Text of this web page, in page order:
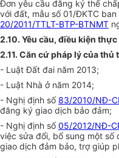
Đơn yêu cầu đăng ký thế
với đất, mẫu số 01/ĐKTC
20/2011/TTLT-BTP-BTNMT
2.10. Yêu cầu, điều kiện
2.11. Căn cứ pháp lý của
- Luật Đất đai năm 2013;
- Luật Nhà ở năm 2014;
- Nghị định số83/2010/NĐ-
đăng ký giao dịch bảo đảm;
- Nghị định số05/2012/NĐ-
việc sửa đổi, bổ sung một
giao dịch đảm bảo, trợ giúp